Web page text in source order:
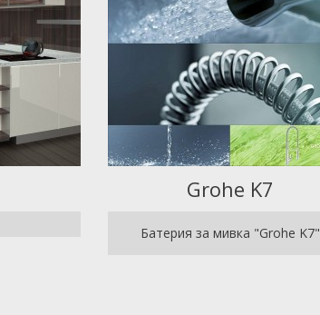
Grohe K7
Батерия за мивка "Grohe K7"